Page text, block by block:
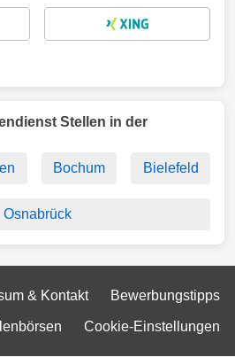
Stellen in der
Bochum Bielefeld
Osnabrück
& Kontakt Bewerbungstipps
Cookie-Einstellungen